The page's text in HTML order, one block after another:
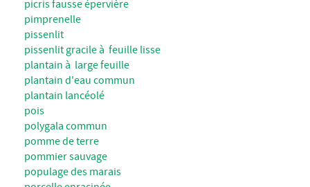
picris fausse épervière
pimprenelle
pissenlit
pissenlit gracile à feuille lisse
plantain à large feuille
plantain d'eau commun
plantain lancéolé
pois
polygala commun
pomme de terre
pommier sauvage
populage des marais